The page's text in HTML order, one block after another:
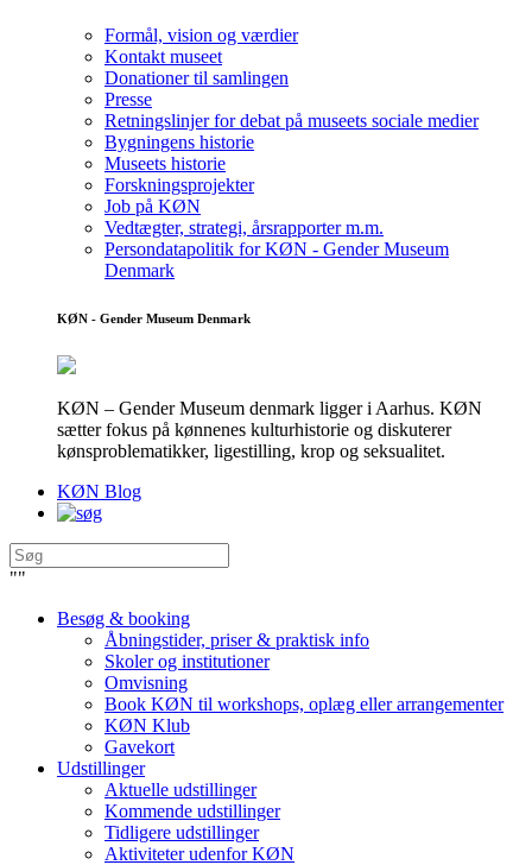
Formål, vision og værdier
Kontakt museet
Donationer til samlingen
Presse
Retningslinjer for debat på museets sociale medier
Bygningens historie
Museets historie
Forskningsprojekter
Job på KØN
Vedtægter, strategi, årsrapporter m.m.
Persondatapolitik for KØN - Gender Museum
Denmark
KØN - Gender Museum Denmark
KØN – Gender Museum denmark ligger i Aarhus. KØN
sætter fokus på kønnenes kulturhistorie og diskuterer
kønsproblematikker, ligestilling, krop og seksualitet.
KØN Blog
""
Besøg & booking
Åbningstider, priser & praktisk info
Skoler og institutioner
Omvisning
Book KØN til workshops, oplæg eller arrangementer
KØN Klub
Gavekort
Udstillinger
Aktuelle udstillinger
Kommende udstillinger
Tidligere udstillinger
Aktiviteter udenfor KØN